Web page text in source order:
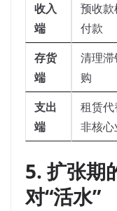
收入
端
预收
付款
存货
端
清理
购
支出
端
租赁
非核心
5. 扩张期
对“活水”